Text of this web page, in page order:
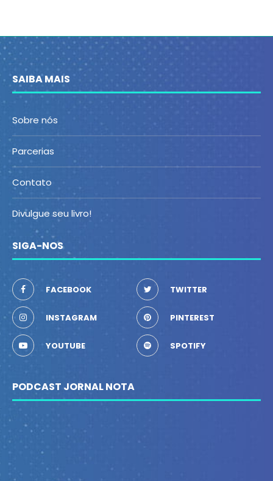
SAIBA MAIS
Sobre nós
Parcerias
Contato
Divulgue seu livro!
SIGA-NOS
FACEBOOK TWITTER
INSTAGRAM PINTEREST
YOUTUBE SPOTIFY
PODCAST JORNAL NOTA